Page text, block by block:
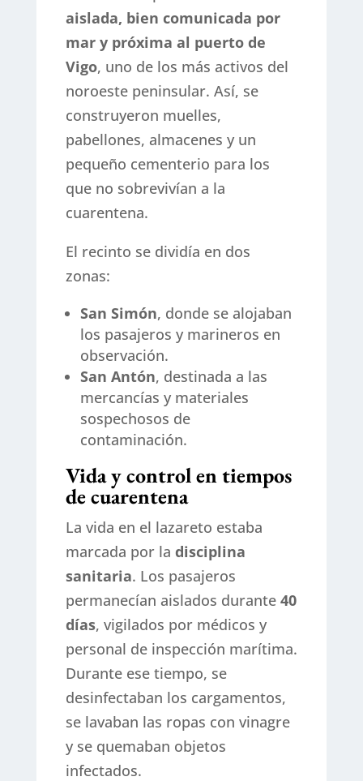
aislada, bien comunicada por
mar y próxima al puerto de
Vigo, uno de los más activos del
noroeste peninsular. Así, se
construyeron muelles,
pabellones, almacenes y un
pequeño cementerio para los
que no sobrevivían a la
cuarentena.
El recinto se dividía en dos
zonas:
San Simón, donde se alojaban
los pasajeros y marineros en
observación.
San Antón, destinada a las
mercancías y materiales
sospechosos de
contaminación.
Vida y control en tiempos
de cuarentena
La vida en el lazareto estaba
marcada por la disciplina
sanitaria. Los pasajeros
permanecían aislados durante 40
días, vigilados por médicos y
personal de inspección marítima.
Durante ese tiempo, se
desinfectaban los cargamentos,
se lavaban las ropas con vinagre
y se quemaban objetos
infectados.